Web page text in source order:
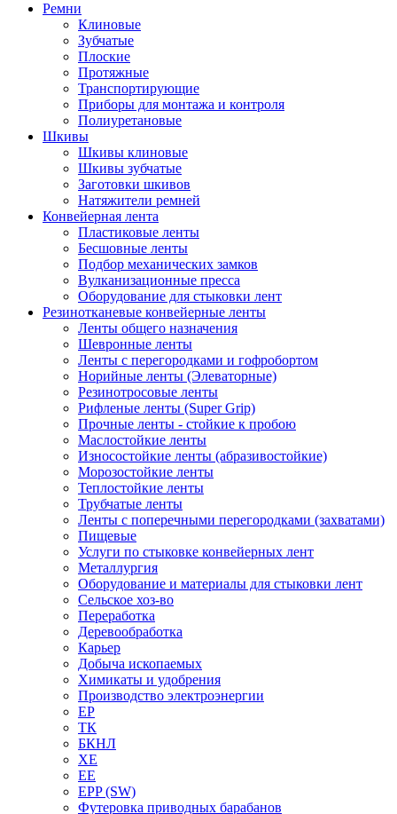
Ремни
Клиновые
Зубчатые
Плоские
Протяжные
Транспортирующие
Приборы для монтажа и контроля
Полиуретановые
Шкивы
Шкивы клиновые
Шкивы зубчатые
Заготовки шкивов
Натяжители ремней
Конвейерная лента
Пластиковые ленты
Бесшовные ленты
Подбор механических замков
Вулканизационные пресса
Оборудование для стыковки лент
Резинотканевые конвейерные ленты
Ленты общего назначения
Шевронные ленты
Ленты с перегородками и гофробортом
Норийные ленты (Элеваторные)
Резинотросовые ленты
Рифленые ленты (Super Grip)
Прочные ленты - стойкие к пробою
Маслостойкие ленты
Износостойкие ленты (абразивостойкие)
Морозостойкие ленты
Теплостойкие ленты
Трубчатые ленты
Ленты с поперечными перегородками (захватами)
Пищевые
Услуги по стыковке конвейерных лент
Металлургия
Оборудование и материалы для стыковки лент
Сельское хоз-во
Переработка
Деревообработка
Карьер
Добыча ископаемых
Химикаты и удобрения
Производство электроэнергии
EP
ТК
БКНЛ
XE
EE
EPP (SW)
Футеровка приводных барабанов